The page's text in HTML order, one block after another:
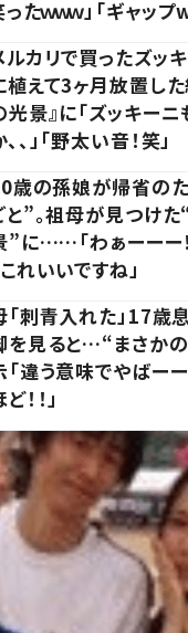
ｗｗｗ」「ギャップ
ルカリで買ったズッ
植えて3ヶ月放置し
光景』に「ズッキー
、、」「野太い音！笑」
歳の孫娘が帰省の
と”。祖母が見つけ
”に……「わぁーーー！
これいいですね」
「刺青入れた」17歳息
を見ると…“まさか
「違う意味でやばーー
！！」